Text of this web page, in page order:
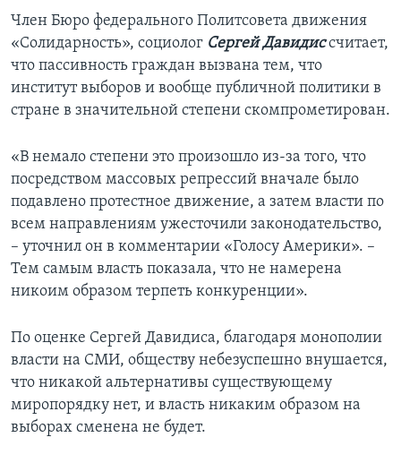
Член Бюро федерального Политсовета движения
«Солидарность», социолог Сергей Давидиссчитает,
что пассивность граждан вызвана тем, что
институт выборов и вообще публичной политики в
стране в значительной степени скомпрометирован.
«В немало степени это произошло из-за того, что
посредством массовых репрессий вначале было
подавлено протестное движение, а затем власти по
всем направлениям ужесточили законодательство,
– уточнил он в комментарии «Голосу Америки». –
Тем самым власть показала, что не намерена
никоим образом терпеть конкуренции».
По оценке Сергей Давидиса, благодаря монополии
власти на СМИ, обществу небезуспешно внушается,
что никакой альтернативы существующему
миропорядку нет, и власть никаким образом на
выборах сменена не будет.